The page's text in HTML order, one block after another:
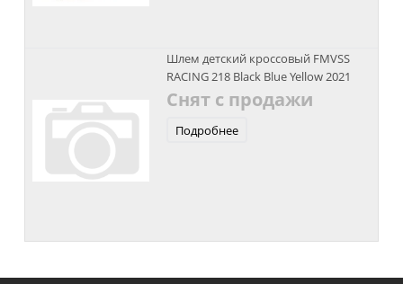
Шлем детский кроссовый FMVSS
RACING 218 Black Blue Yellow 2021
Снят с продажи
Подробнее